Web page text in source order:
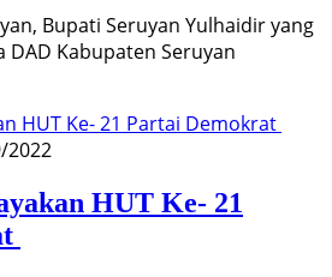
Bupati Seruyan Yulhaidir yang
Kabupaten Seruyan
2022
HUT Ke- 21